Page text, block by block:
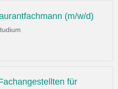
(m/w/d)
für